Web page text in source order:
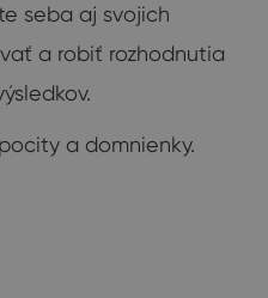
seba aj svojich
a robiť rozhodnutia
a domnienky.